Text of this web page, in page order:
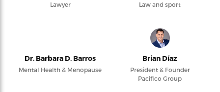
Lawyer Law and sport
Dr. Barbara D. Barros
Mental Health & Menopause
Brian Díaz
President & Founder
Pacifico Group